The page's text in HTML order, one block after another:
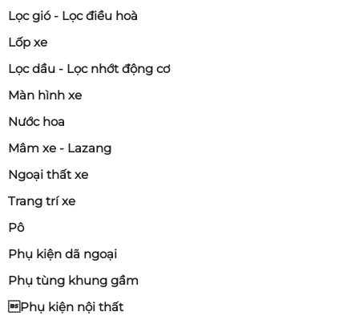
Lọc gió - Lọc điều hoà
Lốp xe
Lọc dầu - Lọc nhớt động cơ
Màn hình xe
Nước hoa
Mâm xe - Lazang
Ngoại thất xe
Trang trí xe
Pô
Phụ kiện dã ngoại
Phụ tùng khung gầm
Phụ kiện nội thất